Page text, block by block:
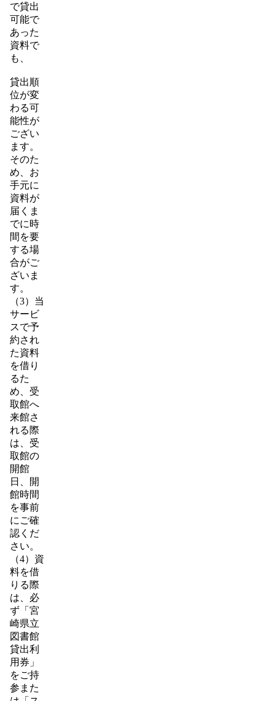
で貸出
可能で
あった
資料で
も、
貸出順
位が変
わる可
能性が
ござい
ます。
そのた
め、お
手元に
資料が
届くま
でに時
間を要
する場
合がご
ざいま
す。
（3）当
サービ
スで予
約され
た資料
を借り
るた
め、受
取館へ
来館さ
れる際
は、受
取館の
開館
日、開
館時間
を事前
にご確
認くだ
さい。
（4）資
料を借
りる際
は、必
ず「宮
崎県立
図書館
貸出利
用券」
をご持
参また